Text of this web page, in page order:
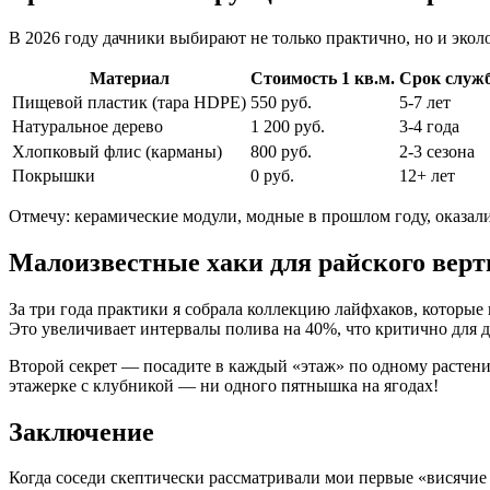
В 2026 году дачники выбирают не только практично, но и
Материал Стоимость 1 кв.м. Срок
Пищевой пластик (тара HDPE) 550 руб.
5-7 лет
Натуральное дерево
1 200 руб.
3-4 года
Хлопковый флис (карманы)
800 руб.
2-3 сезона
Покрышки
0 руб. 12+ лет
Отмечу: керамические модули, модные в прошлом году,
Малоизвестные хаки для райского
За три года практики я собрала коллекцию лайфхаков,
Это увеличивает интервалы полива на 40%, что критично для
Второй секрет — посадите в каждый «этаж» по одному
этажерке с клубникой — ни одного пятнышка на ягодах!
Заключение
Когда соседи скептически рассматривали мои первые